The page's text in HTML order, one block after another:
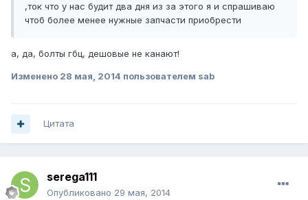
,ток что у нас будит два дня из за этого я и спрашиваю
чтоб более менее нужные запчасти приобрести
а, да, болты гбц, дешовые не канают!
Изменено 28 мая, 2014 пользователем sab
Цитата
serega111
Опубликовано 29 мая, 2014